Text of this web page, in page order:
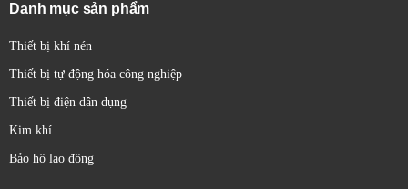
Công dụng:Đóng cắt mạch điện hạ áp, thường được
sử dụng như thiết bị đóng cắt chính hoặc thiết bị cách
mức, tương tự cầu dao nhưng thường có kích thước
lớn hơn và thiết kế an toàn hơn.
Đặc điểm:
Danh mục sản phẩm
Thiết bị khí nén
Thiết bị tự động hóa công nghiệp
Thiết bị điện dân dụng
Kim khí
Bảo hộ lao động